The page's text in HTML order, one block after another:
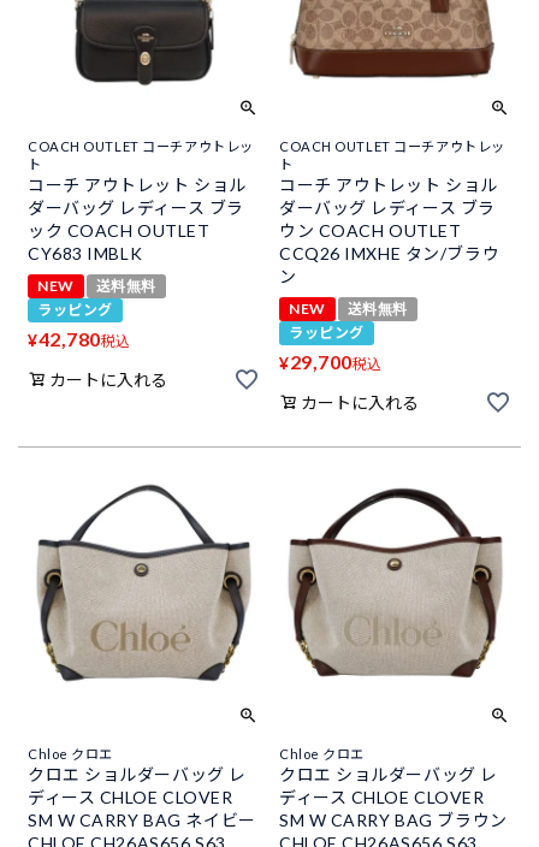
COACH OUTLET コーチアウトレッ
ト
コーチ アウトレット ショル
ダーバッグ レディース ブラ
ック COACH OUTLET
CY683 IMBLK
NEW
送料無料
ラッピング
¥42,780税込
カートに入れる
COACH OUTLET コーチアウトレッ
ト
コーチ アウトレット ショル
ダーバッグ レディース ブラ
ウン COACH OUTLET
CCQ26 IMXHE タン/ブラウ
ン
NEW
送料無料
ラッピング
¥29,700税込
カートに入れる
Chloe クロエ
クロエ ショルダーバッグ レ
ディース CHLOE CLOVER
SM W CARRY BAG ネイビー
CHLOE CH26AS656 S63
Chloe クロエ
クロエ ショルダーバッグ レ
ディース CHLOE CLOVER
SM W CARRY BAG ブラウン
CHLOE CH26AS656 S63